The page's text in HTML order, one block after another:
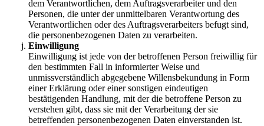
dem Verantwortlichen, dem Auftragsverarbeiter und den
Personen, die unter der unmittelbaren Verantwortung des
Verantwortlichen oder des Auftragsverarbeiters befugt sind,
die personenbezogenen Daten zu verarbeiten.
Einwilligung
Einwilligung ist jede von der betroffenen Person freiwillig für
den bestimmten Fall in informierter Weise und
unmissverständlich abgegebene Willensbekundung in Form
einer Erklärung oder einer sonstigen eindeutigen
bestätigenden Handlung, mit der die betroffene Person zu
verstehen gibt, dass sie mit der Verarbeitung der sie
betreffenden personenbezogenen Daten einverstanden ist.